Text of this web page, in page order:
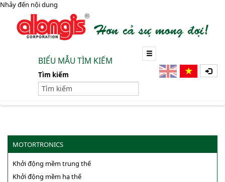
Nhảy đến nội dung
BIỂU MẪU TÌM KIẾM
Tìm kiếm
MOTORTRONICS
Khởi động mềm trung thế
Khởi động mềm hạ thế